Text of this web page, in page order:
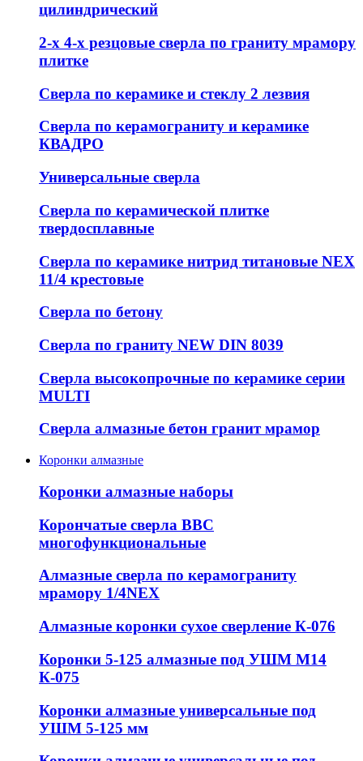
цилиндрический
2-х 4-х резцовые сверла по граниту мрамору
плитке
Сверла по керамике и стеклу 2 лезвия
Сверла по керамограниту и керамике
КВАДРО
Универсальные сверла
Сверла по керамической плитке
твердосплавные
Сверла по керамике нитрид титановые NEX
11/4 крестовые
Сверла по бетону
Сверла по граниту NEW DIN 8039
Сверла высокопрочные по керамике серии
MULTI
Сверла алмазные бетон гранит мрамор
Коронки алмазные
Коронки алмазные наборы
Корончатые сверла ВВС
многофункциональные
Алмазные сверла по керамограниту
мрамору 1/4NEX
Алмазные коронки сухое сверление К-076
Коронки 5-125 алмазные под УШМ М14
К-075
Коронки алмазные универсальные под
УШМ 5-125 мм